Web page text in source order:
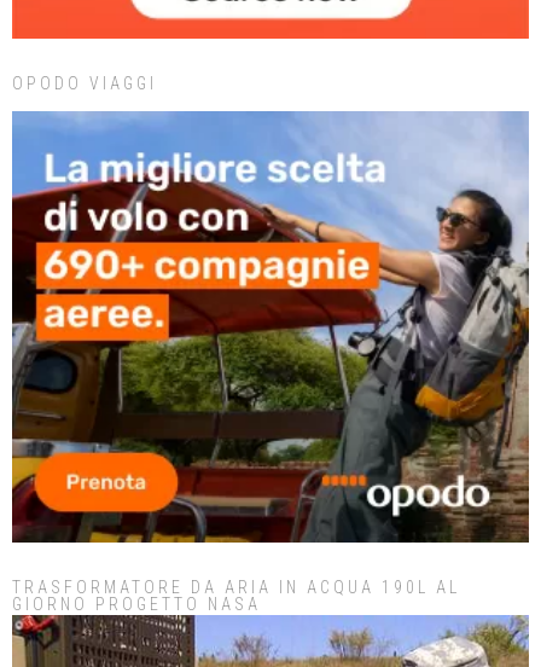
OPODO VIAGGI
TRASFORMATORE DA ARIA IN ACQUA 190L AL
GIORNO PROGETTO NASA